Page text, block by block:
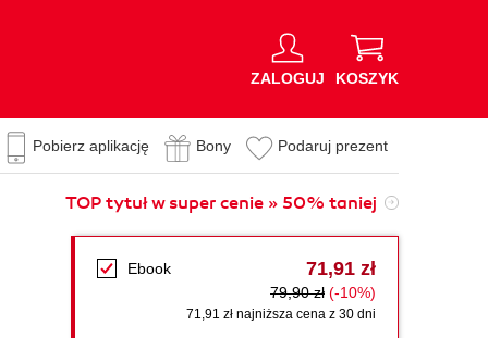
ZALOGUJ KOSZYK
Pobierz aplikację Bony Podaruj prezent
TOP tytuł w super cenie » 50% taniej
Ebook 71,91 zł
79,90 zł (-10%)
71,91 zł najniższa cena z 30 dni